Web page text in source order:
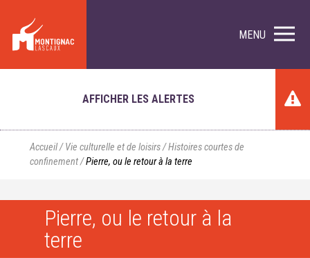
MENU
AFFICHER LES ALERTES
Accueil/Vie culturelle et de loisirs/Histoires courtes de
confinement/Pierre, ou le retour à la terre
Pierre, ou le retour à la
terre